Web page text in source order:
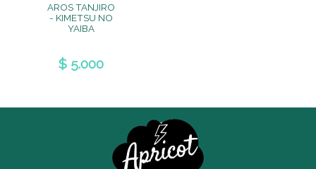
AROS TANJIRO
- KIMETSU NO
YAIBA
$ 5.000